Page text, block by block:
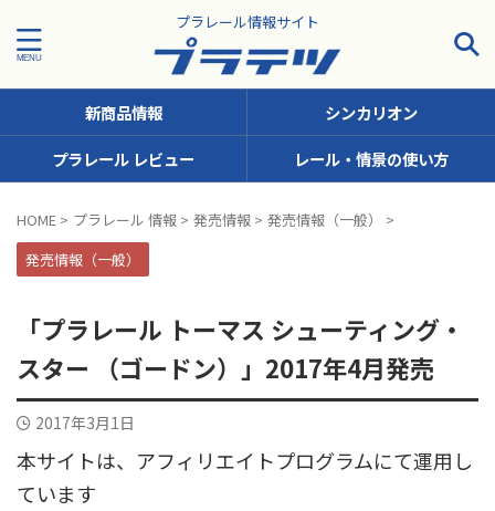
プラレール情報サイト
タグで探す！
JR九州
JR北海道
MODEROID OTシリーズ（おしゃべりトーマス）
TSシリーズ（トーマスナンバリング）
新商品情報
シンカリオン
プラレール レビュー
レール・情景の使い方
HOME > プラレール 情報 > 発売情報 > 発売情報（一般）
>
発売情報（一般）
「プラレール トーマス シューティング・
スター （ゴードン）」2017年4月発売
2017年3月1日
本サイトは、アフィリエイトプログラムにて運用し
ています